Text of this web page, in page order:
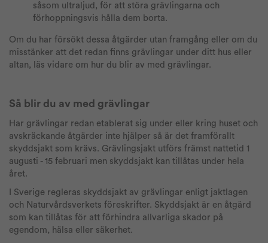
såsom ultraljud, för att störa grävlingarna och
förhoppningsvis hålla dem borta.
Om du har försökt dessa åtgärder utan framgång eller om du
misstänker att det redan finns grävlingar under ditt hus eller
altan, läs vidare om hur du blir av med grävlingar.
Så blir du av med grävlingar
Har grävlingar redan etablerat sig under eller kring huset och
avskräckande åtgärder inte hjälper så är det framförallt
skyddsjakt som krävs. Grävlingsjakt utförs främst nattetid 1
augusti - 15 februari men skyddsjakt kan tillåtas under hela
året.
I Sverige regleras skyddsjakt av grävlingar enligt jaktlagen
och Naturvårdsverkets föreskrifter. Skyddsjakt är en åtgärd
som kan tillåtas för att förhindra allvarliga skador på
egendom, hälsa eller säkerhet.